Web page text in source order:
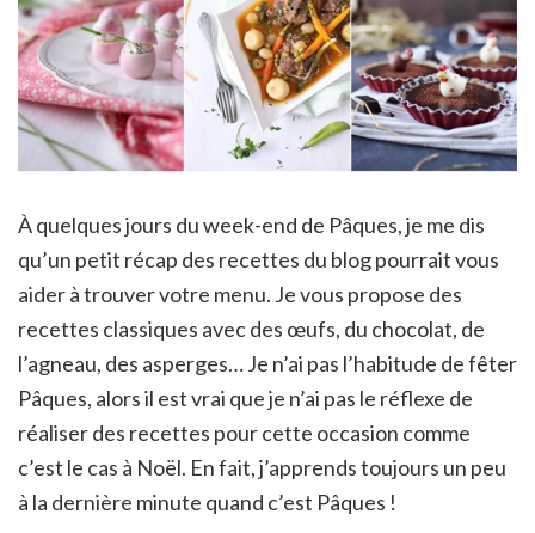
À quelques jours du week-end de Pâques, je me dis
qu’un petit récap des recettes du blog pourrait vous
aider à trouver votre menu. Je vous propose des
recettes classiques avec des œufs, du chocolat, de
l’agneau, des asperges… Je n’ai pas l’habitude de fêter
Pâques, alors il est vrai que je n’ai pas le réflexe de
réaliser des recettes pour cette occasion comme
c’est le cas à Noël. En fait, j’apprends toujours un peu
à la dernière minute quand c’est Pâques !